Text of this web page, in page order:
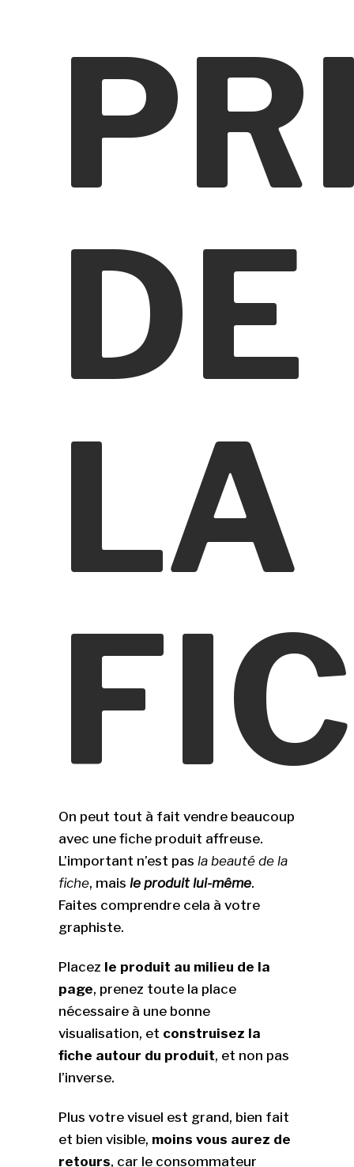
DE
LA
On peut tout à fait vendre beaucoup
avec une fiche produit affreuse.
L’important n’est pas la beauté de la
fiche, mais le produit lui-même.
Faites comprendre cela à votre
graphiste.
Placez le produit au milieu de la
page, prenez toute la place
nécessaire à une bonne
visualisation, et construisez la
fiche autour du produit, et non pas
l’inverse.
Plus votre visuel est grand, bien fait
et bien visible, moins vous aurez de
retours, car le consommateur